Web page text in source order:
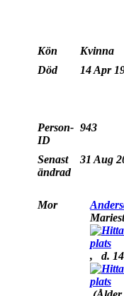
Kön
Kvinna
Död
14 Apr
Person-
ID
943
Senast
ändrad
31 Aug
Mor
, d.